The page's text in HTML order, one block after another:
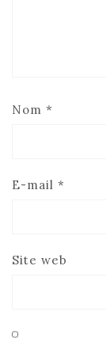
Nom *
E-mail *
Site web